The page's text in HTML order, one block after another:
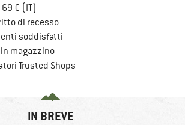
€ (IT)
di recessoVai alla politica di recesso qui
soddisfatti
magazzino
Trusted Shops
IN BREVE